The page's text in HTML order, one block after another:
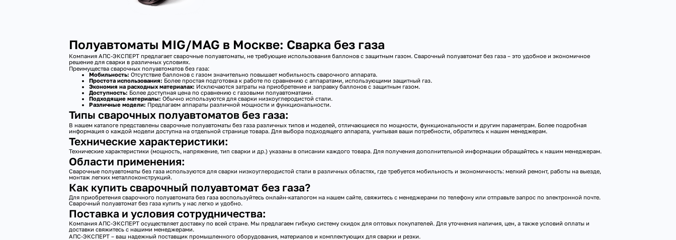
Полуавтоматы MIG/MAG в Москве: Сварка без газа
Компания АПС-ЭКСПЕРТ предлагает сварочные полуавтоматы, не требующие использования баллонов с защитным газом. Сварочный полуавтомат без газа – это удобное и экономичное
решение для сварки в различных условиях.
Преимущества сварочных полуавтоматов без газа:
Мобильность: Отсутствие баллонов с газом значительно повышает мобильность сварочного аппарата.
Простота использования: Более простая подготовка к работе по сравнению с аппаратами, использующими защитный газ.
Экономия на расходных материалах: Исключаются затраты на приобретение и заправку баллонов с защитным газом.
Доступность: Более доступная цена по сравнению с газовыми полуавтоматами.
Подходящие материалы: Обычно используются для сварки низкоуглеродистой стали.
Различные модели: Предлагаем аппараты различной мощности и функциональности.
Типы сварочных полуавтоматов без газа:
В нашем каталоге представлены сварочные полуавтоматы без газа различных типов и моделей, отличающиеся по мощности, функциональности и другим параметрам. Более подробная
информация о каждой модели доступна на отдельной странице товара. Для выбора подходящего аппарата, учитывая ваши потребности, обратитесь к нашим менеджерам.
Технические характеристики:
Технические характеристики (мощность, напряжение, тип сварки и др.) указаны в описании каждого товара. Для получения дополнительной информации обращайтесь к нашим менеджерам.
Области применения:
Сварочные полуавтоматы без газа используются для сварки низкоуглеродистой стали в различных областях, где требуется мобильность и экономичность: мелкий ремонт, работы на выезде,
монтаж легких металлоконструкций.
Как купить сварочный полуавтомат без газа?
Для приобретения сварочного полуавтомата без газа воспользуйтесь онлайн-каталогом на нашем сайте, свяжитесь с менеджерами по телефону или отправьте запрос по электронной почте.
Сварочный полуавтомат без газа купить у нас легко и удобно.
Поставка и условия сотрудничества:
Компания АПС-ЭКСПЕРТ осуществляет доставку по всей стране. Мы предлагаем гибкую систему скидок для оптовых покупателей. Для уточнения наличия, цен, а также условий оплаты и
доставки свяжитесь с нашими менеджерами.
АПС-ЭКСПЕРТ – ваш надежный поставщик промышленного оборудования, материалов и комплектующих для сварки и резки.